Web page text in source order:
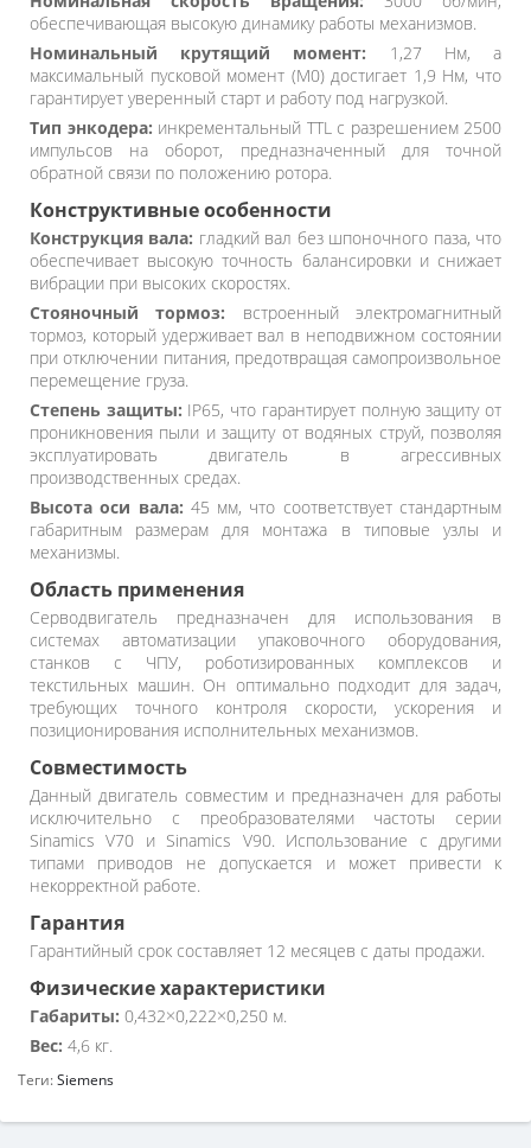
обеспечивающая высокую динамику работы механизмов.
Номинальный крутящий момент: 1,27 Нм, а
максимальный пусковой момент (M0) достигает 1,9 Нм, что
гарантирует уверенный старт и работу под нагрузкой.
Тип энкодера: инкрементальный TTL с разрешением 2500
импульсов на оборот, предназначенный для точной
обратной связи по положению ротора.
Конструктивные особенности
Конструкция вала: гладкий вал без шпоночного паза, что
обеспечивает высокую точность балансировки и снижает
вибрации при высоких скоростях.
Стояночный тормоз: встроенный электромагнитный
тормоз, который удерживает вал в неподвижном состоянии
при отключении питания, предотвращая самопроизвольное
перемещение груза.
Степень защиты: IP65, что гарантирует полную защиту от
проникновения пыли и защиту от водяных струй, позволяя
эксплуатировать двигатель в агрессивных
производственных средах.
Высота оси вала: 45 мм, что соответствует стандартным
габаритным размерам для монтажа в типовые узлы и
механизмы.
Область применения
Серводвигатель предназначен для использования в
системах автоматизации упаковочного оборудования,
станков с ЧПУ, роботизированных комплексов и
текстильных машин. Он оптимально подходит для задач,
требующих точного контроля скорости, ускорения и
позиционирования исполнительных механизмов.
Совместимость
Данный двигатель совместим и предназначен для работы
исключительно с преобразователями частоты серии
Sinamics V70 и Sinamics V90. Использование с другими
типами приводов не допускается и может привести к
некорректной работе.
Гарантия
Гарантийный срок составляет 12 месяцев с даты продажи.
Физические характеристики
Габариты: 0,432×0,222×0,250 м.
Вес: 4,6 кг.
Теги:Siemens